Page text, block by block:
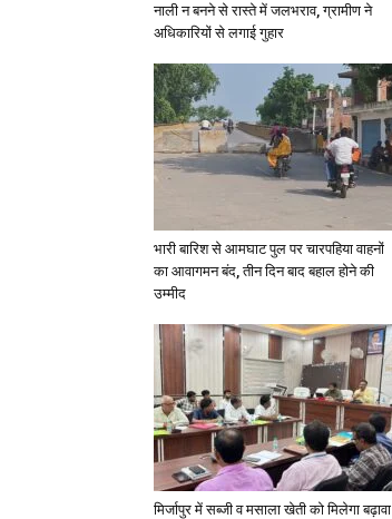
नाली न बनने से रास्ते में जलभराव, ग्रामीण ने
अधिकारियों से लगाई गुहार
भारी बारिश से आमघाट पुल पर चारपहिया वाहनों
का आवागमन बंद, तीन दिन बाद बहाल होने की
उम्मीद
मिर्जापुर में सब्जी व मसाला खेती को मिलेगा बढ़ावा